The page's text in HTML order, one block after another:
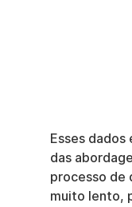
Esses
das
processo de
muito lento,